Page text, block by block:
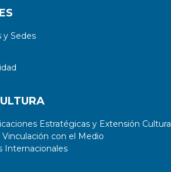
Sedes
Estratégicas y Extensión Cultural
con el Medio
Internacionales